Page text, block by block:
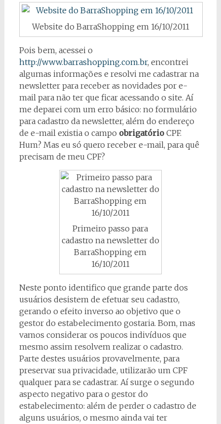
Website do BarraShopping em 16/10/2011
Pois bem, acessei o
http://www.barrashopping.com.br, encontrei
algumas informações e resolvi me cadastrar na
newsletter para receber as novidades por e-
mail para não ter que ficar acessando o site. Aí
me deparei com um erro básico: no formulário
para cadastro da newsletter, além do endereço
de e-mail existia o campo obrigatórioCPF.
Hum? Mas eu só quero receber e-mail, para quê
precisam de meu CPF?
Primeiro passo para
cadastro na newsletter do
BarraShopping em
16/10/2011
Neste ponto identifico que grande parte dos
usuários desistem de efetuar seu cadastro,
gerando o efeito inverso ao objetivo que o
gestor do estabelecimento gostaria. Bom, mas
vamos considerar os poucos indivíduos que
mesmo assim resolvem realizar o cadastro.
Parte destes usuários provavelmente, para
preservar sua privacidade, utilizarão um CPF
qualquer para se cadastrar. Aí surge o segundo
aspecto negativo para o gestor do
estabelecimento: além de perder o cadastro de
alguns usuários, o mesmo ainda vai ter